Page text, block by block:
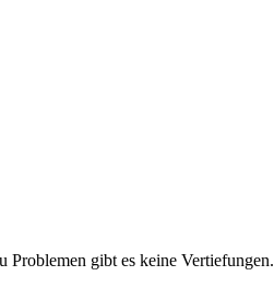
Problemen gibt es keine Vertiefungen.